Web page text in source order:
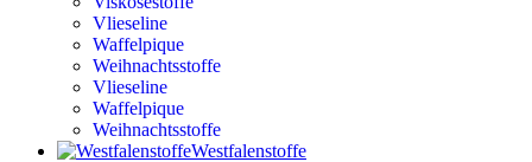
Vlieseline
Waffelpique
Weihnachtsstoffe
Vlieseline
Waffelpique
Weihnachtsstoffe
Westfalenstoffe